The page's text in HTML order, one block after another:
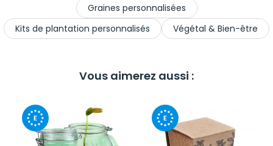
Graines personnalisées
Kits de plantation personnalisés
Végétal & Bien-être
Vous aimerez aussi :